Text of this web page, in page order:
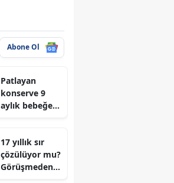
Abone Ol
Patlayan
konserve 9
aylık bebeğe
17 yıllık sır
çözülüyor mu?
Görüşmeden